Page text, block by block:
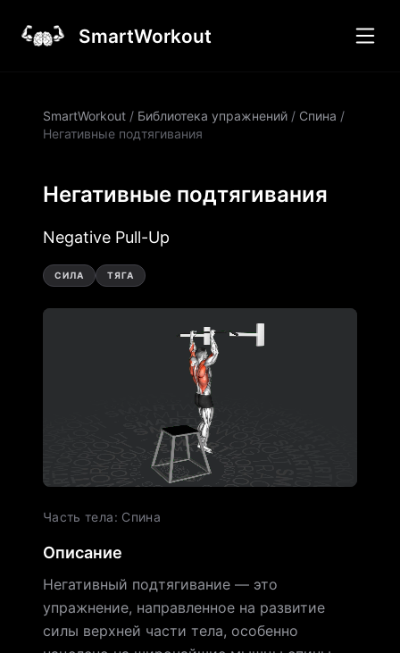
SmartWorkout
SmartWorkout / Библиотека упражнений / Спина /
Негативные подтягивания
Негативные подтягивания
Negative Pull-Up
СИЛА ТЯГА
Часть тела: Спина
Описание
Негативный подтягивание — это
упражнение, направленное на развитие
силы верхней части тела, особенно